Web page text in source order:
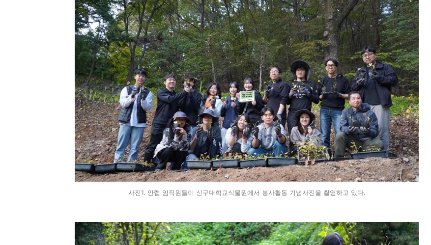
사진1. 안랩 임직원들이 신구대학교식물원에서 봉사활동 기념사진을 촬영하고 있다.